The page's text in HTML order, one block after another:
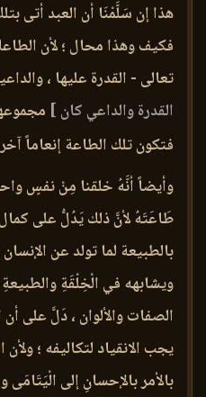
هذا إن سَلَّمْنَا أن العبد أتى
فكيف وهذا محال ؛ لأن
تعالى - القدرة عليها ،
القدرة والداعي كان ]
فتكون تلك الطاعة إنعاماً
وأيضاً أنَّهُ خلقنا مِنْ نفسٍ
طَاعَتَهُ لأنَّ ذلك يَدُلُّ على كمال
بالطبيعة لما تولد عن
ويشابهه في الْخِلْقَةِ
الصفات والألوان ، دَلَّ على
يجب الانقياد لتكاليفه ؛
بالأمر بالإحسانِ إلى